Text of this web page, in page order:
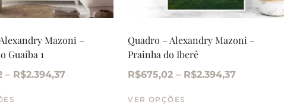
Mazoni –
Guaíba 1
– R$2.394,37
Quadro – Alexandry Mazoni –
Prainha do Iberê
R$675,02 – R$2.394,37
VER OPÇÕES